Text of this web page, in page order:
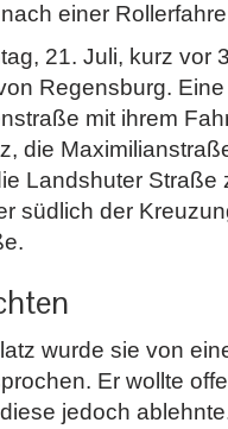
einer
21. Juli, kurz vor
Regensburg.
mit ihrem
die
Landshuter Straße
südlich der
wurde sie von
Er wollte
jedoch